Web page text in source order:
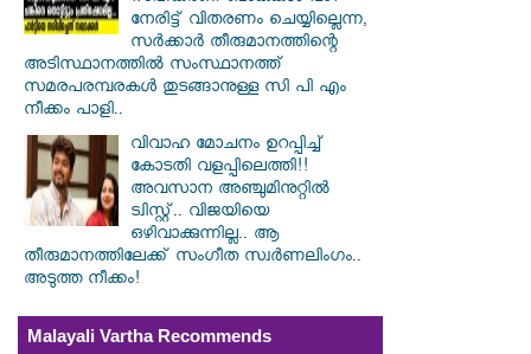
നേരിട്ട് വിതരണം ചെയ്യില്ലെന്ന,
സർക്കാർ തീരുമാനത്തിന്റെ
അടിസ്ഥാനത്തിൽ സംസ്ഥാനത്ത്
സമരപരമ്പരകൾ തുടങ്ങാനുള്ള സി പി എം
നീക്കം പാളി..
വിവാഹ മോചനം ഉറപ്പിച്ച്
കോടതി വളപ്പിലെത്തി!!
അവസാന അഞ്ചുമിനുറ്റിൽ
ട്വിസ്റ്റ്.. വിജയിയെ
ഒഴിവാക്കുന്നില്ല.. ആ
തീരുമാനത്തിലേക്ക് സംഗീത സ്വർണലിംഗം..
അടുത്ത നീക്കം!
Malayali Vartha Recommends